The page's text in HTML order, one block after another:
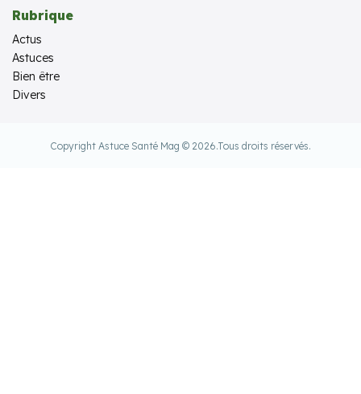
Rubrique
Actus
Astuces
Bien être
Divers
Copyright Astuce Santé Mag © 2026.Tous droits réservés.